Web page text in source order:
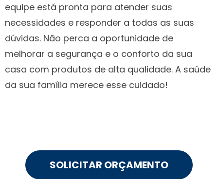
equipe está pronta para atender suas
necessidades e responder a todas as suas
dúvidas. Não perca a oportunidade de
melhorar a segurança e o conforto da sua
casa com produtos de alta qualidade. A saúde
da sua família merece esse cuidado!
SOLICITAR ORÇAMENTO